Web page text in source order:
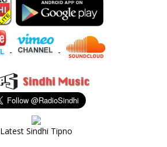
- -
Latest Sindhi Tipno